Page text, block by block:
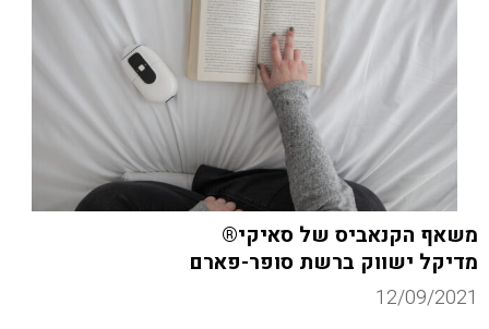
משאף הקנאביס של סאיקי®
מדיקל ישווק ברשת סופר-פארם
12/09/2021